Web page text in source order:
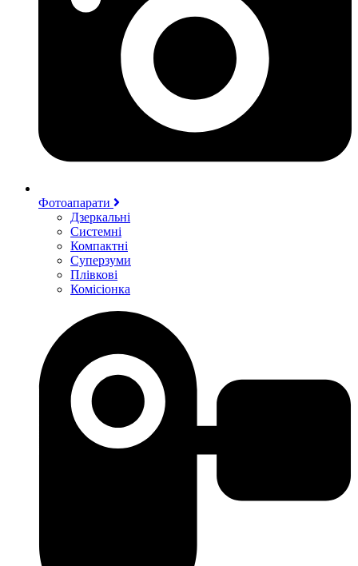
Фотоапарати
Дзеркальні
Системні
Компактні
Суперзуми
Плівкові
Комісіонка